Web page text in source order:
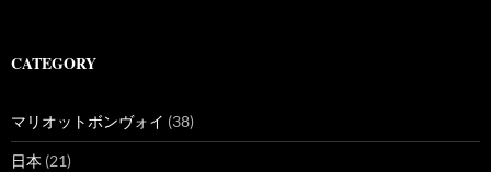
CATEGORY
マリオットボンヴォイ (38)
日本 (21)